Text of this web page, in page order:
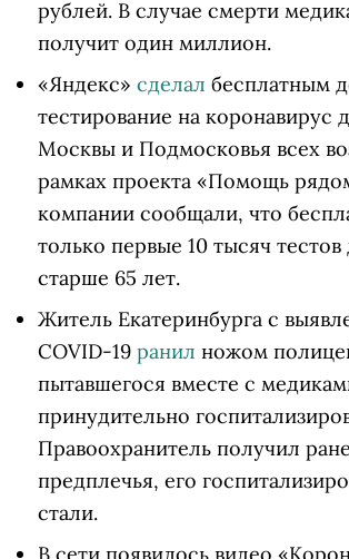
рублей. В случае смерти
получит один миллион.
«Яндекс» сделал бесплатным
тестирование на коронавирус
Москвы и Подмосковья всех
рамках проекта «Помощь
компании сообщали, что
только первые 10 тысяч
старше 65 лет.
Житель Екатеринбурга с
COVID-19 ранил ножом
пытавшегося вместе с
принудительно
Правоохранитель получил
предплечья, его
стали.